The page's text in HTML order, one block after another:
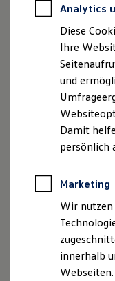
Anpfiff
Elektromobilität
Elektroautos
ID.
ID.
Reichweite
Laden
Laden
Batterie
Der neue ID. Polo
Ab 24.995,00 €
Bald erhältlich
Analytics
Diese
Ihre
und
Damit
persönlich
Marketing
Wir nutzen
innerhalb